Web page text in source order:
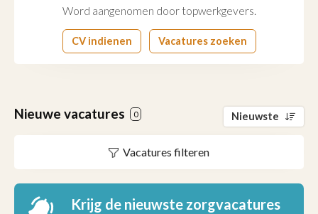
Word aangenomen door topwerkgevers.
CV indienen Vacatures zoeken
Nieuwe vacatures 0 Nieuwste
Vacatures filteren
Krijg de nieuwste zorgvacatures